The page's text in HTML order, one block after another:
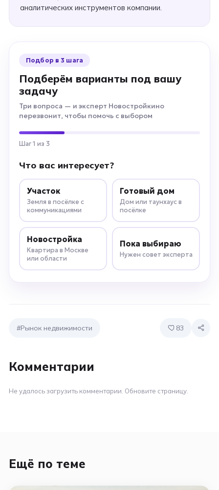
аналитических инструментов компании.
Подбор в 3 шага
Подберём варианты под вашу
задачу
Три вопроса — и эксперт Новостройкино
перезвонит, чтобы помочь с выбором
Шаг 1 из 3
Что вас интересует?
Участок
Земля в посёлке с
коммуникациями
Готовый дом
Дом или таунхаус в
посёлке
Новостройка
Квартира в Москве
или области
Пока выбираю
Нужен совет эксперта
#Рынок недвижимости 83
Комментарии
Не удалось загрузить комментарии. Обновите страницу.
Ещё по теме